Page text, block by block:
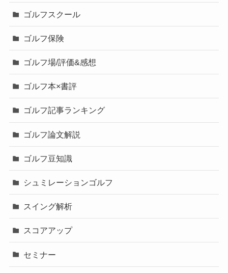
ゴルフスクール
ゴルフ保険
ゴルフ場/評価&感想
ゴルフ本×書評
ゴルフ記事ランキング
ゴルフ論文解説
ゴルフ豆知識
シュミレーションゴルフ
スイング解析
スコアアップ
セミナー